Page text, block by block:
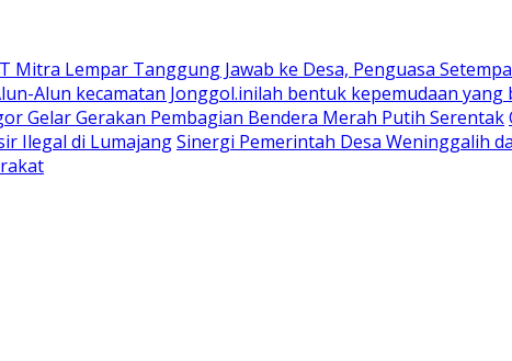
Mitra Lempar Tanggung Jawab ke Desa, Penguasa
Alun kecamatan Jonggol.inilah bentuk kepemudaan yang
Gelar Gerakan Pembagian Bendera Merah Putih Serentak
Ilegal di LumajangSinergi Pemerintah Desa Weninggalih